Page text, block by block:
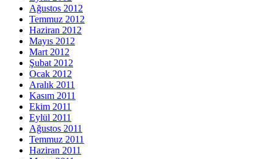
Ağustos 2012
Temmuz 2012
Haziran 2012
Mayıs 2012
Mart 2012
Şubat 2012
Ocak 2012
Aralık 2011
Kasım 2011
Ekim 2011
Eylül 2011
Ağustos 2011
Temmuz 2011
Haziran 2011